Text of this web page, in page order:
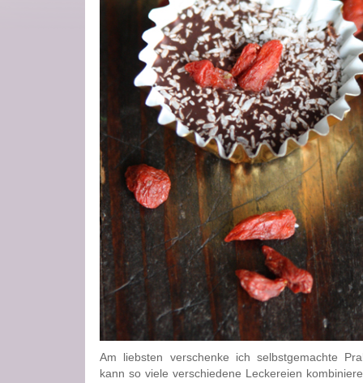
Am liebsten verschenke ich selbstgemachte
kann so viele verschiedene Leckereien